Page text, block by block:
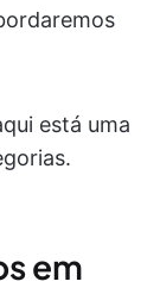
está uma
em